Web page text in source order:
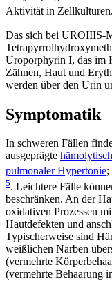
Aktivität in Zellkulturen.
Das sich bei UROIIIS-
Uroporphyrin I, das im
Zähnen, Haut und
werden über den Urin
Symptomatik
In schweren Fällen
ausgeprägte
pulmonaler Hypertonie;
5. Leichtere Fälle
beschränken. An der
oxidativen Prozessen
Hautdefekten und
Typischerweise sind
weißlichen Narben
(vermehrte
(vermehrte Behaarung